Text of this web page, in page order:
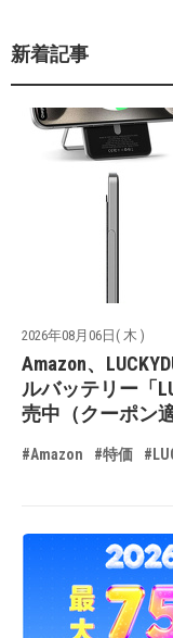
新着記事
2026年08月06日( 木 )
Amazon、
ルバッテリー「
売中（クーポン適
#Amazon #特価